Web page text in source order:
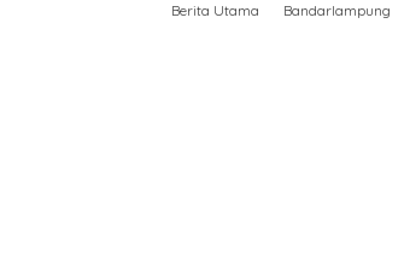
Berita Utama Bandarlampung